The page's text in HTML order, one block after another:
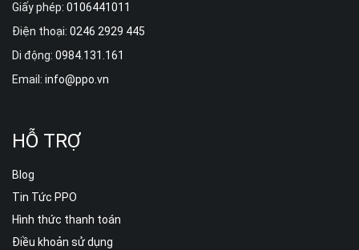
Giấy phép: 0106441011
Điện thoại: 0246 2929 445
Di động: 0984.131.161
Email: info@ppo.vn
HỖ TRỢ
Blog
Tin Tức PPO
Hình thức thanh toán
Điều khoản sử dụng